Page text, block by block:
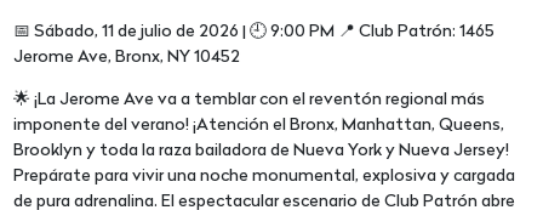
📅 Sábado, 11 de julio de 2026 | 🕘 9:00 PM 📍 Club Patrón: 1465
Jerome Ave, Bronx, NY 10452
🌟 ¡La Jerome Ave va a temblar con el reventón regional más
imponente del verano! ¡Atención el Bronx, Manhattan, Queens,
Brooklyn y toda la raza bailadora de Nueva York y Nueva Jersey!
Prepárate para vivir una noche monumental, explosiva y cargada
de pura adrenalina. El espectacular escenario de Club Patrón abre